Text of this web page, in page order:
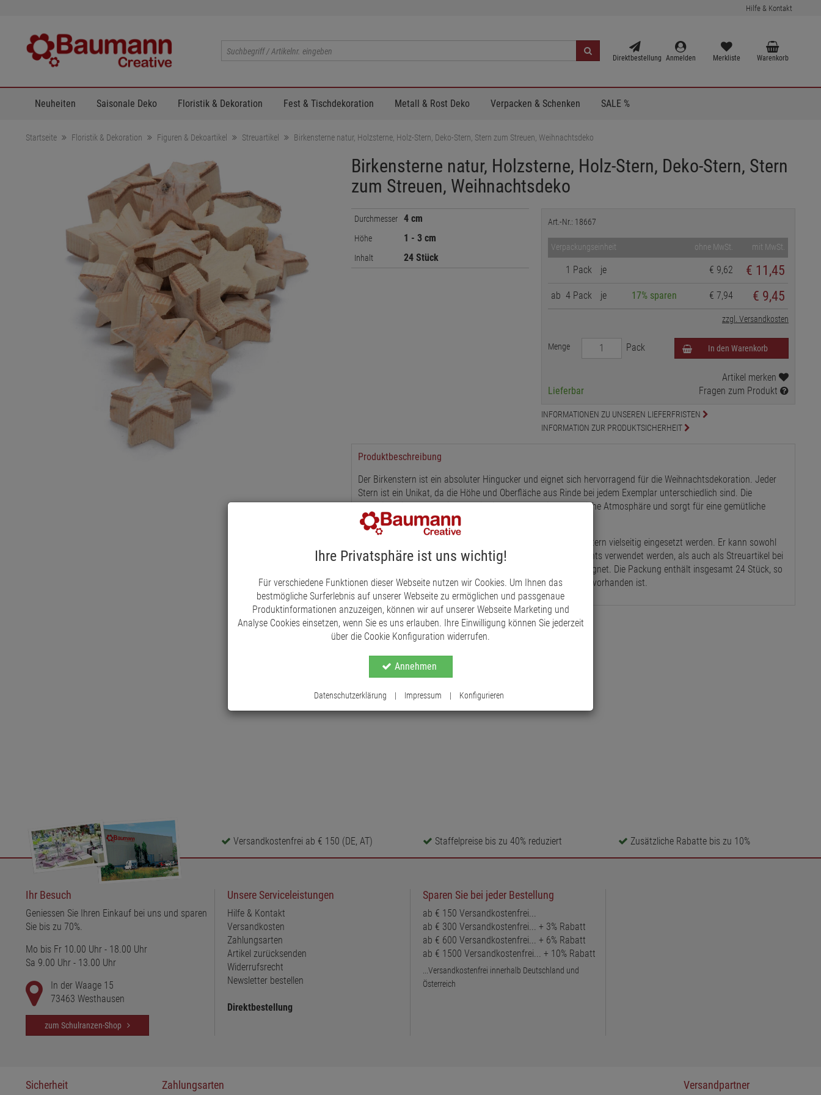
Hilfe & Kontakt
Direktbestellung Anmelden Merkliste Warenkorb
Neuheiten Saisonale Deko Floristik & Dekoration Fest & Tischdekoration Metall & Rost Deko Verpacken & Schenken SALE %
Startseite Floristik & Dekoration Figuren & Dekoartikel Streuartikel Birkensterne natur, Holzsterne, Holz-Stern, Deko-Stern, Stern zum Streuen, Weihnachtsdeko
Birkensterne natur, Holzsterne, Holz-Stern, Deko-Stern, Stern
zum Streuen, Weihnachtsdeko
Durchmesser 4 cm
Höhe 1 - 3 cm
Inhalt 24 Stück
Art.-Nr.: 18667
Verpackungseinheit ohne MwSt. mit MwSt.
1 Pack je € 9,62 € 11,45
ab 4 Pack je 17% sparen € 7,94 € 9,45
zzgl. Versandkosten
Menge Pack In den Warenkorb
Lieferbar
Artikel merken
Fragen zum Produkt
INFORMATIONEN ZU UNSEREN LIEFERFRISTEN
INFORMATION ZUR PRODUKTSICHERHEIT
Produktbeschreibung
Der Birkenstern ist ein absoluter Hingucker und eignet sich hervorragend für die Weihnachtsdekoration. Jeder
Stern ist ein Unikat, da die Höhe und Oberfläche aus Rinde bei jedem Exemplar unterschiedlich sind. Die
Natürlichkeit des Materials verleiht jedem Raum eine behagliche Atmosphäre und sorgt für eine gemütliche
Stimmung in der kalten Jahreszeit.
Dank seiner Größe von Ø 4,5 x Höhe 1-3 cm kann der Birkenstern vielseitig eingesetzt werden. Er kann sowohl
zur Dekoration von Kränzen und weihnachtlichen Arrangements verwendet werden, als auch als Streuartikel bei
Tischdekorationen. Auch zum Stellen ist er hervorragend geeignet. Die Packung enthält insgesamt 24 Stück, so
dass ausreichend Material für eine ansprechende Dekoration vorhanden ist.
Versandkostenfrei ab € 150 (DE, AT) Staffelpreise bis zu 40% reduziert Zusätzliche Rabatte bis zu 10%
Ihr Besuch
Geniessen Sie Ihren Einkauf bei uns und sparen
Sie bis zu 70%.
Mo bis Fr 10.00 Uhr - 18.00 Uhr
Sa 9.00 Uhr - 13.00 Uhr
In der Waage 15
73463 Westhausen
zum Schulranzen-Shop
Unsere Serviceleistungen
Hilfe & Kontakt
Versandkosten
Zahlungsarten
Artikel zurücksenden
Widerrufsrecht
Newsletter bestellen
Direktbestellung
Sparen Sie bei jeder Bestellung
ab € 150 Versandkostenfrei...
ab € 300 Versandkostenfrei... + 3% Rabatt
ab € 600 Versandkostenfrei... + 6% Rabatt
ab € 1500 Versandkostenfrei... + 10% Rabatt
...Versandkostenfrei innerhalb Deutschland und
Österreich
Sicherheit Zahlungsarten Versandpartner
Ihre Privatsphäre ist uns wichtig!
Für verschiedene Funktionen dieser Webseite nutzen wir Cookies. Um Ihnen das
bestmögliche Surferlebnis auf unserer Webseite zu ermöglichen und passgenaue
Produktinformationen anzuzeigen, können wir auf unserer Webseite Marketing und
Analyse Cookies einsetzen, wenn Sie es uns erlauben. Ihre Einwilligung können Sie jederzeit
über die Cookie Konfiguration widerrufen.
Annehmen
Datenschutzerklärung | Impressum | Konfigurieren